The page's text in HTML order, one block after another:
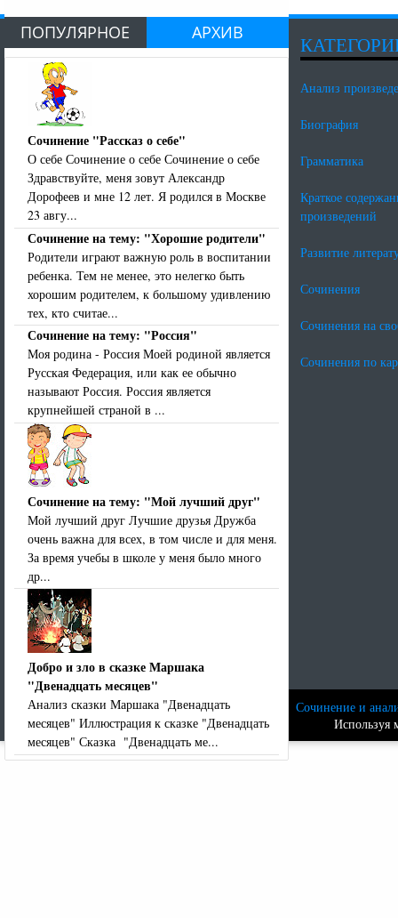
ПОПУЛЯРНОЕ АРХИВ
Сочинение "Рассказ о себе"
О себе Сочинение о себе Сочинение о себе
Здравствуйте, меня зовут Александр
Дорофеев и мне 12 лет. Я родился в Москве
23 авгу...
Сочинение на тему: "Хорошие родители"
Родители играют важную роль в воспитании
ребенка. Тем не менее, это нелегко быть
хорошим родителем, к большому удивлению
тех, кто считае...
Сочинение на тему: "Россия"
Моя родина - Россия Моей родиной является
Русская Федерация, или как ее обычно
называют Россия. Россия является
крупнейшей страной в ...
Сочинение на тему: "Мой лучший друг"
Мой лучший друг Лучшие друзья Дружба
очень важна для всех, в том числе и для меня.
За время учебы в школе у меня было много
др...
Добро и зло в сказке Маршака
"Двенадцать месяцев"
Анализ сказки Маршака "Двенадцать
месяцев" Иллюстрация к сказке "Двенадцать
месяцев" Сказка "Двенадцать ме...
Анализ
Биография
Грамматика
Краткое
произведений
Развитие
Сочинения
Сочинения на
Сочинения по
Сочинение и
Используя